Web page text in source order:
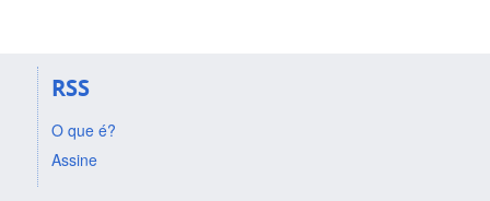
RSS
O que é?
Assine